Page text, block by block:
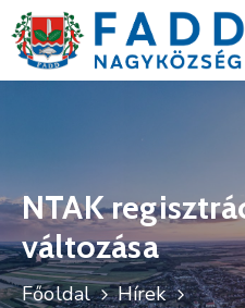
Hivatal
Fadd
Nagyközség
NTAK
változása
Főoldal
Hírek